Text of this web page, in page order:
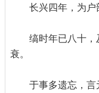
长兴四年，为户
缟时年已八十
衰。
于事多遗忘，